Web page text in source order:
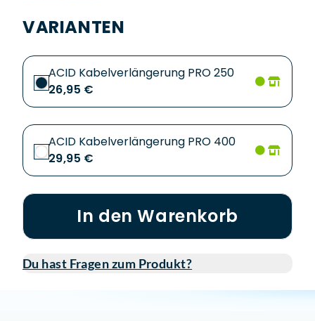
VARIANTEN
ACID Kabelverlängerung PRO 250
26,95 €
ACID Kabelverlängerung PRO 400
29,95 €
In den Warenkorb
Du hast Fragen zum Produkt?